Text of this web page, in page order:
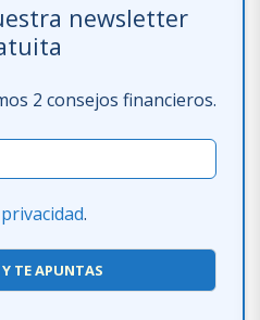
newsletter
2 consejos financieros.
.
TE APUNTAS